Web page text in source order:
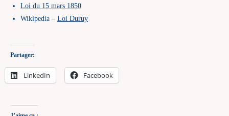
Loi du 15 mars 1850
Wikipedia – Loi Duruy
Partager:
LinkedIn Facebook